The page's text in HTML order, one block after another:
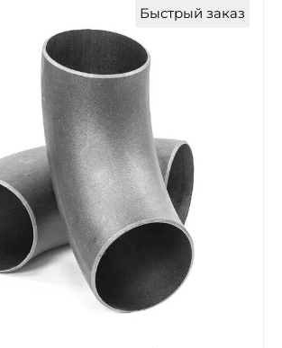
Быстрый заказ